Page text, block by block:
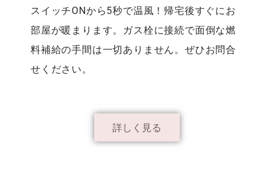
スイッチONから5秒で温風！帰宅後すぐにお
部屋が暖まります。ガス栓に接続で面倒な燃
料補給の手間は一切ありません。ぜひお問合
せください。
詳しく見る